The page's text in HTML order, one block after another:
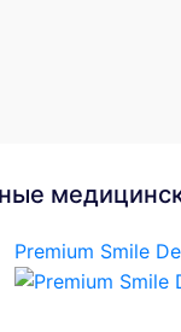
Premium Smile